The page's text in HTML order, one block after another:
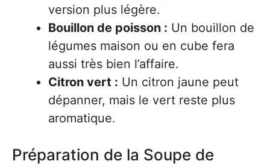
version plus légère.
Bouillon de poisson : Un bouillon de
légumes maison ou en cube fera
aussi très bien l’affaire.
Citron vert : Un citron jaune peut
dépanner, mais le vert reste plus
aromatique.
Préparation de la Soupe de